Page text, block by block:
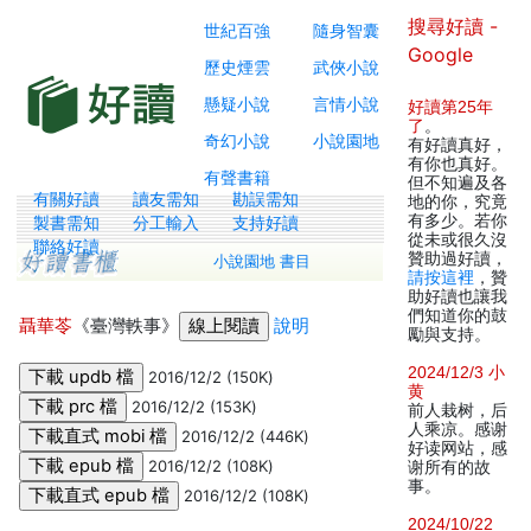
世紀百強
隨身智囊
歷史煙雲
武俠小說
懸疑小說
言情小說
奇幻小說
小說園地
有聲書籍
有關好讀 讀友需知
勘誤需知
製書需知
分工輸入
支持好讀
聯絡好讀
小說園地 書目
聶華苓 《臺灣軼事》 說明
2016/12/2 (150K)
2016/12/2 (153K)
2016/12/2 (446K)
2016/12/2 (108K)
2016/12/2 (108K)
搜尋好讀 -
Google
好讀第25年
了 。
有好讀真好，
有你也真好。
但不知遍及各
地的你，究竟
有多少。若你
從未或很久沒
贊助過好讀，
請按這裡 ，贊
助好讀也讓我
們知道你的鼓
勵與支持。
2024/12/3 小
黄
前人栽树，后
人乘凉。感谢
好读网站，感
谢所有的故
事。
2024/10/22